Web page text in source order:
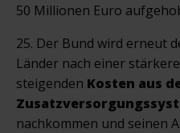
50 Millionen Euro
25. Der Bund wird erneut
Länder nach einer
steigenden Kosten aus
nachkommen und seinen